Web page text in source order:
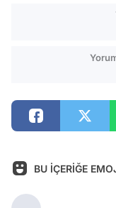
BU İÇERİĞE